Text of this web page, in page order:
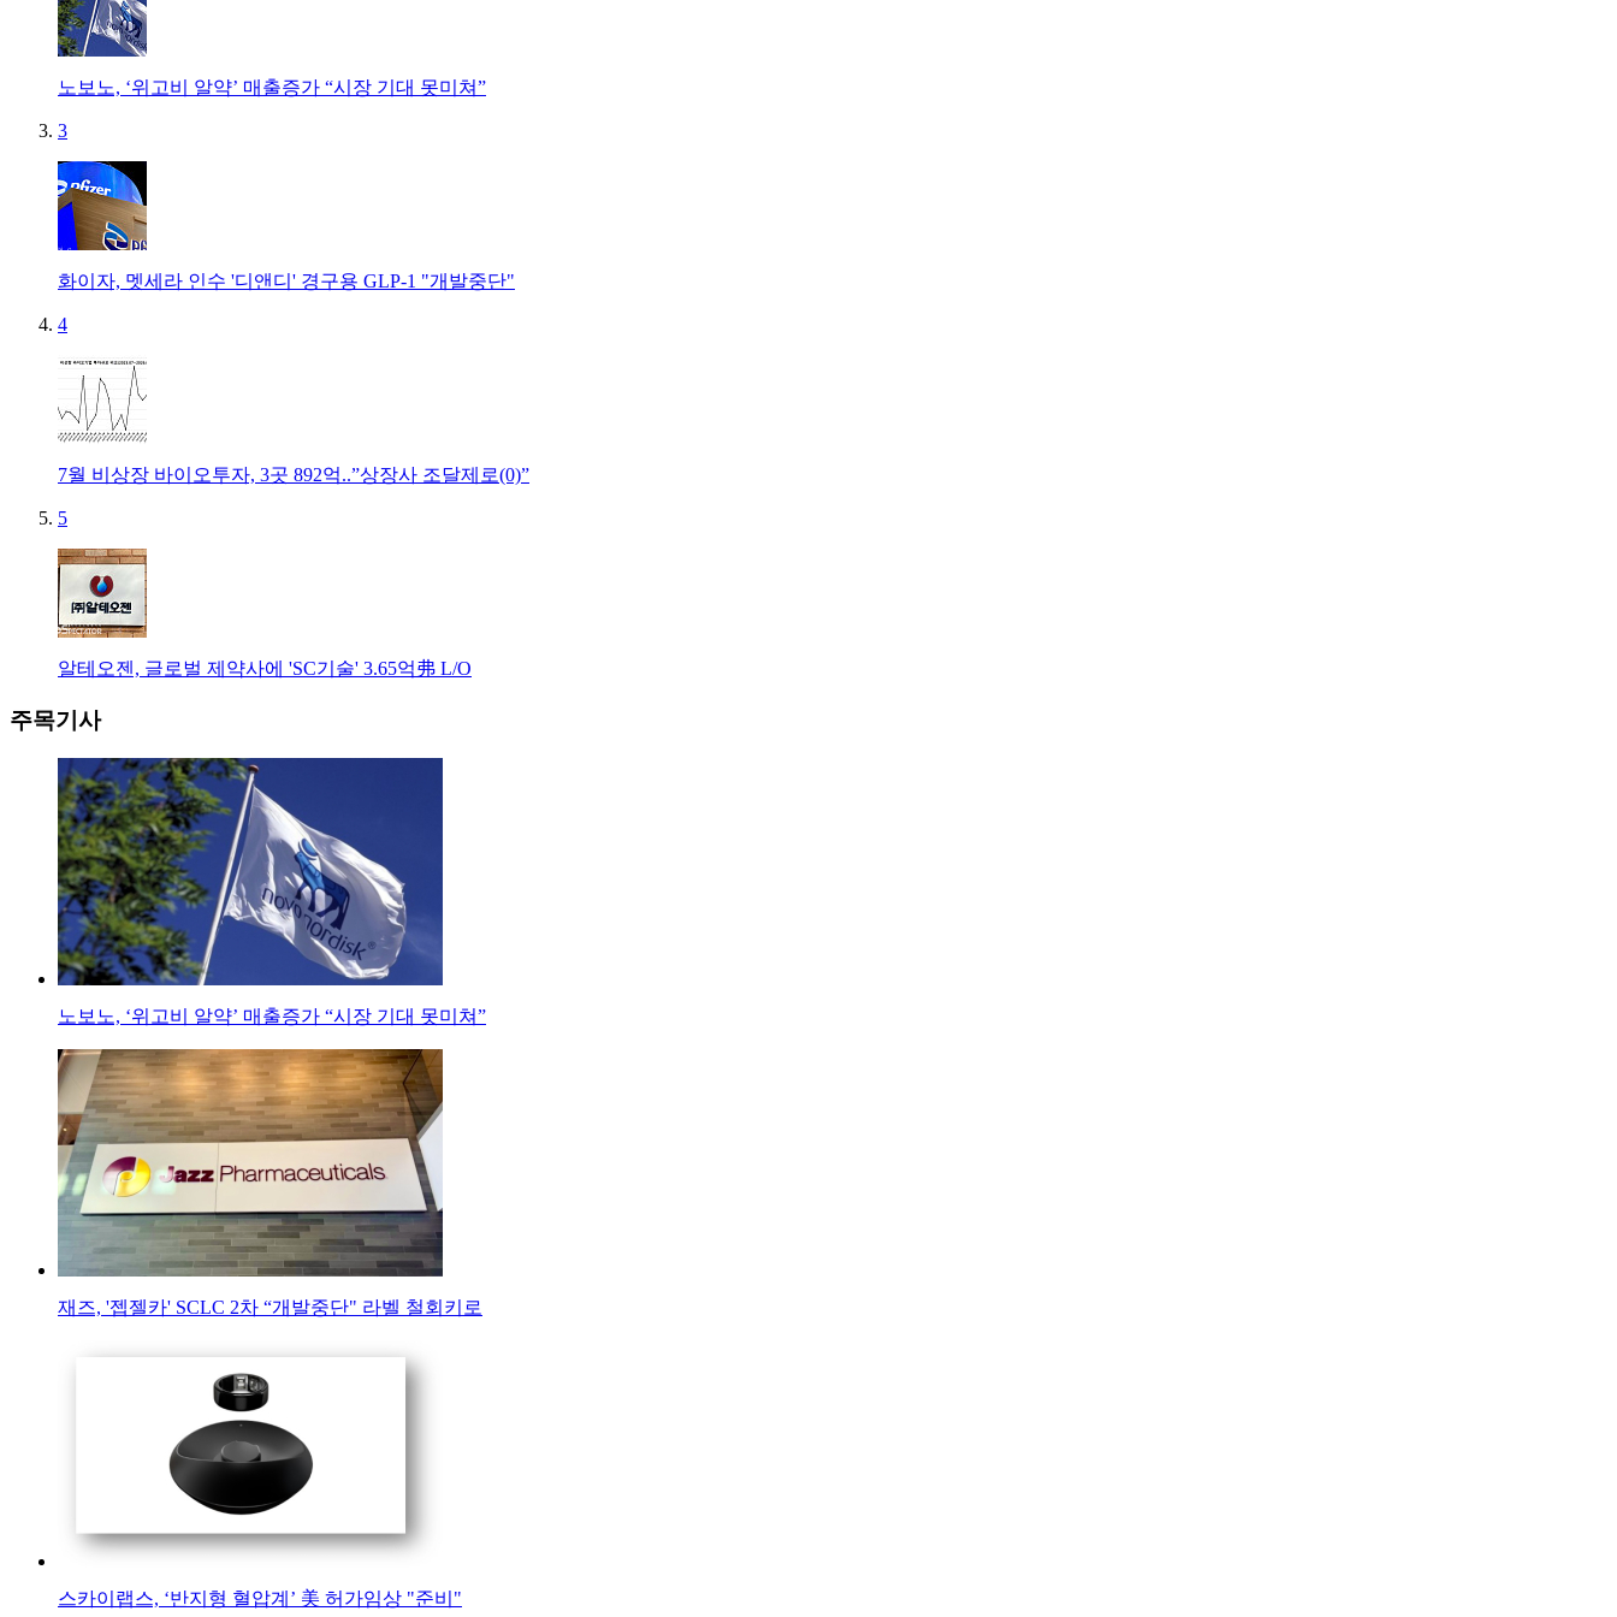
노보노, ‘위고비 알약’ 매출증가 “시장 기대 못미쳐”
3
화이자, 멧세라 인수 '디앤디' 경구용 GLP-1 "개발중단"
4
7월 비상장 바이오투자, 3곳 892억..”상장사 조달제로(0)”
5
알테오젠, 글로벌 제약사에 'SC기술' 3.65억弗 L/O
주목기사
노보노, ‘위고비 알약’ 매출증가 “시장 기대 못미쳐”
재즈, '젭젤카' SCLC 2차 “개발중단" 라벨 철회키로
스카이랩스, ‘반지형 혈압계’ 美 허가임상 "준비"